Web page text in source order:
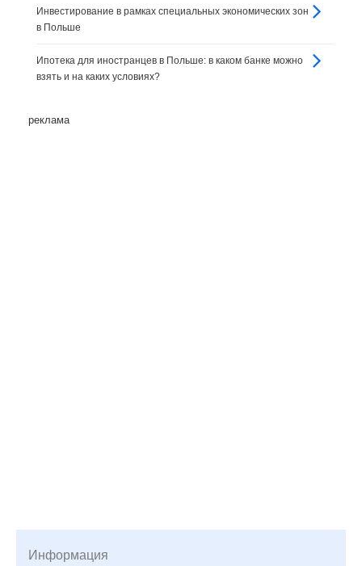
Инвестирование в рамках специальных экономических зон
в Польше
Ипотека для иностранцев в Польше: в каком банке можно
взять и на каких условиях?
реклама
Информация